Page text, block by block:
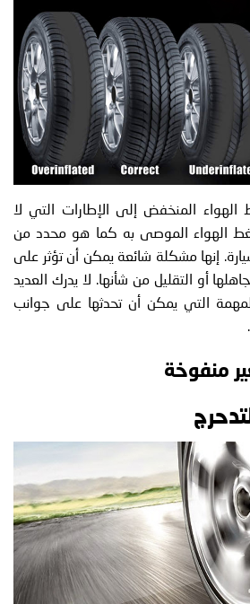
المنخفض إلى الإطارات التي لا
الهواء الموصى به كما هو محدد من
إنها مشكلة شائعة يمكن أن تؤثر على
أو التقليل من شأنها. لا يدرك العديد
التي يمكن أن تحدثها على جوانب
منفوخة